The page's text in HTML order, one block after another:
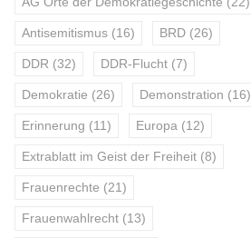
Antisemitismus (16) BRD (26)
DDR (32) DDR-Flucht (7)
Demokratie (26) Demonstration (16)
Erinnerung (11) Europa (12)
Extrablatt im Geist der Freiheit (8)
Frauenrechte (21)
Frauenwahlrecht (13)